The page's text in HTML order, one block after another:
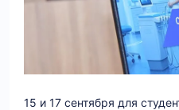
15 и 17 сентября для